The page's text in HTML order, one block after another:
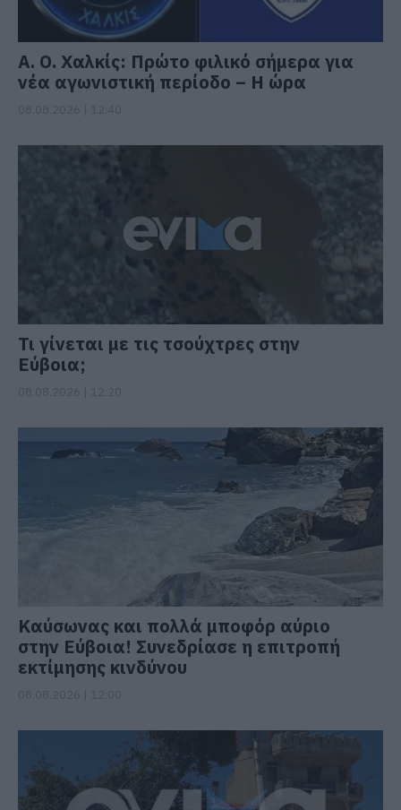
Α. Ο. Χαλκίς: Πρώτο φιλικό σήμερα για
νέα αγωνιστική περίοδο – Η ώρα
Τι γίνεται με τις τσούχτρες στην
Εύβοια;
Καύσωνας και πολλά μποφόρ αύριο
στην Εύβοια! Συνεδρίασε η επιτροπή
εκτίμησης κινδύνου